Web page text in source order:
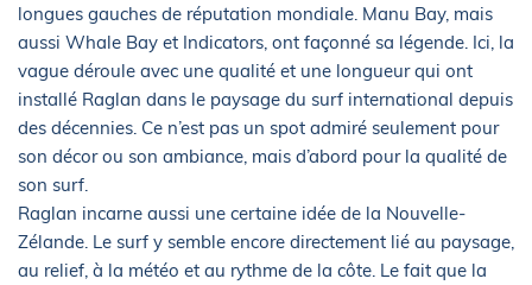
longues gauches de réputation mondiale. Manu Bay, mais
aussi Whale Bay et Indicators, ont façonné sa légende. Ici, la
vague déroule avec une qualité et une longueur qui ont
installé Raglan dans le paysage du surf international depuis
des décennies. Ce n’est pas un spot admiré seulement pour
son décor ou son ambiance, mais d’abord pour la qualité de
son surf.
Raglan incarne aussi une certaine idée de la Nouvelle-
Zélande. Le surf y semble encore directement lié au paysage,
au relief, à la météo et au rythme de la côte. Le fait que la